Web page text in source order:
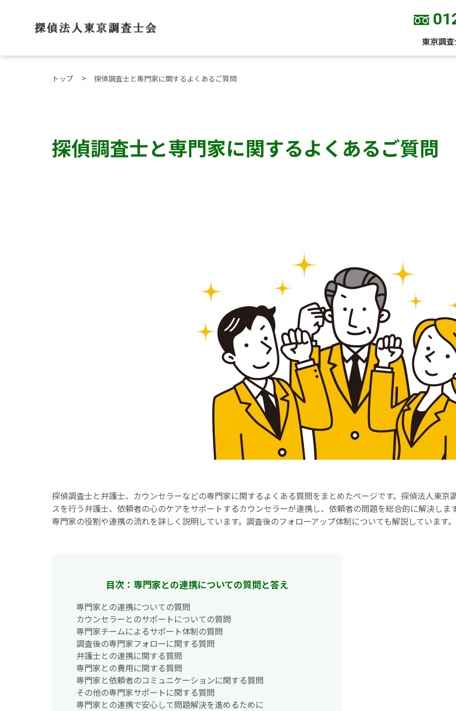
東京調
トップ 探偵調査士と専門家に関するよくあるご質問
探偵調査士と専門家に関するよくあるご質問
探偵調査士と弁護士、カウンセラーなどの専門家に関するよくある質問をまとめたページです。探偵法人東
スを行う弁護士、依頼者の心のケアをサポートするカウンセラーが連携し、依頼者の問題を総合的に解決し
専門家の役割や連携の流れを詳しく説明しています。調査後のフォローアップ体制についても解説しています。
目次：専門家との連携についての質問と答え
専門家との連携についての質問
カウンセラーとのサポートについての質問
専門家チームによるサポート体制の質問
調査後の専門家フォローに関する質問
弁護士との連携に関する質問
専門家との費用に関する質問
専門家と依頼者のコミュニケーションに関する質問
その他の専門家サポートに関する質問
専門家との連携で安心して問題解決を進めるために